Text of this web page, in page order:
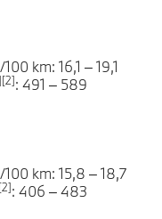
km: 16,1 – 19,1
: 491 – 589
km: 15,8 – 18,7
: 406 – 483